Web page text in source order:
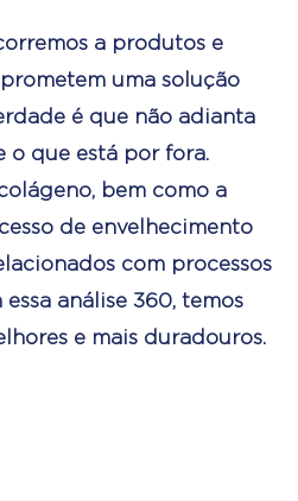
a produtos e
uma solução
é que não adianta
o que está por fora.
bem como a
de envelhecimento
com processos
análise 360, temos
e mais duradouros.